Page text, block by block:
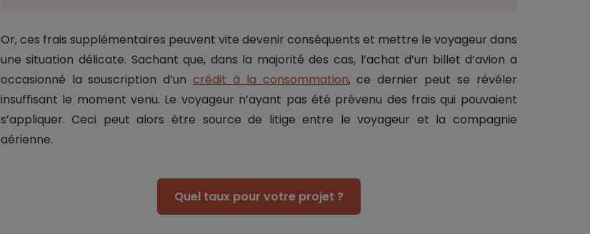
Or, ces frais supplémentaires peuvent vite devenir conséquents et mettre le voyageur dans
une situation délicate. Sachant que, dans la majorité des cas, l’achat d’un billet d’avion a
occasionné la souscription d’uncrédit à la consommation, ce dernier peut se révéler
insuffisant le moment venu. Le voyageur n’ayant pas été prévenu des frais qui pouvaient
s’appliquer. Ceci peut alors être source de litige entre le voyageur et la compagnie
aérienne.
Quel taux pour votre projet ?